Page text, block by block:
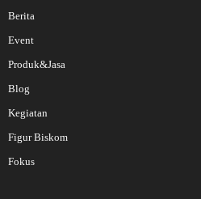
Berita
Event
Produk&Jasa
Blog
Kegiatan
Figur Biskom
Fokus